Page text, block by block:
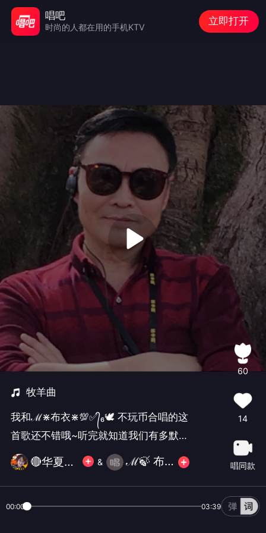
牧羊曲
我和ℳ⋇布衣⋇💯✅᭄₆🕊 不玩币合唱的这
首歌还不错哦~听完就知道我们有多默
🔴华夏✨玛丽💎⁵⁶⁵¹⁰¹ & ℳ🍃 布衣💯✅᭄₆🕊不玩币
60
14
唱同款
00:00 03:39
唱吧
时尚的人都在用的手机KTV
立即打开